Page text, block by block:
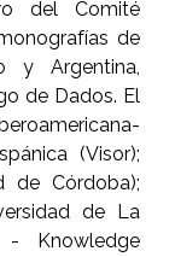
del Comité
de
y Argentina,
de Dados. El
(Visor);
de Córdoba);
de La
Knowledge